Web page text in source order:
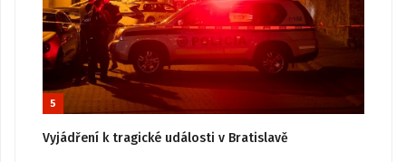
5
Vyjádření k tragické události v Bratislavě